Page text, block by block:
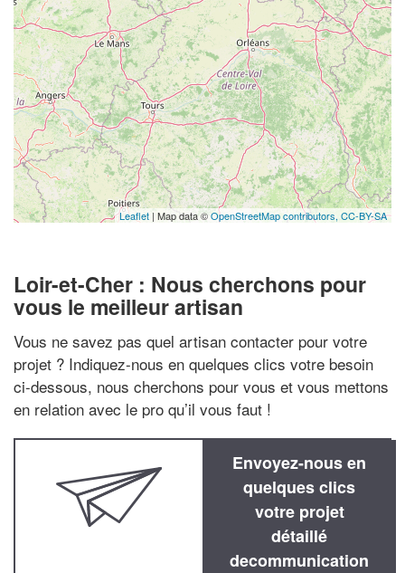
Leaflet | Map data ©OpenStreetMap contributors, CC-BY-SA
Loir-et-Cher : Nous cherchons pour
vous le meilleur artisan
Vous ne savez pas quel artisan contacter pour votre
projet ? Indiquez-nous en quelques clics votre besoin
ci-dessous, nous cherchons pour vous et vous mettons
en relation avec le pro qu’il vous faut !
Envoyez-nous en
quelques clics
votre projet
détaillé
decommunication